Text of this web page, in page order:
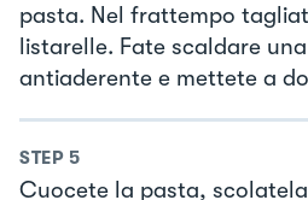
pasta. Nel frattempo
listarelle. Fate scaldare
antiaderente e mettete a
STEP 5
Cuocete la pasta,